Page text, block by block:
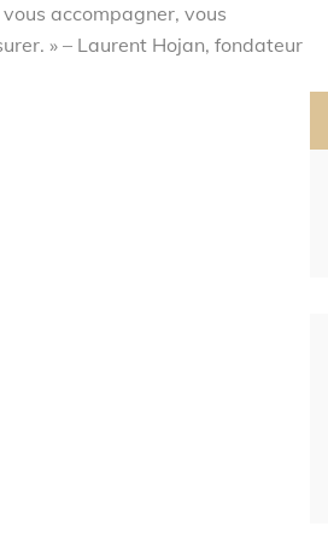
accompagner, vous
» – Laurent Hojan, fondateur